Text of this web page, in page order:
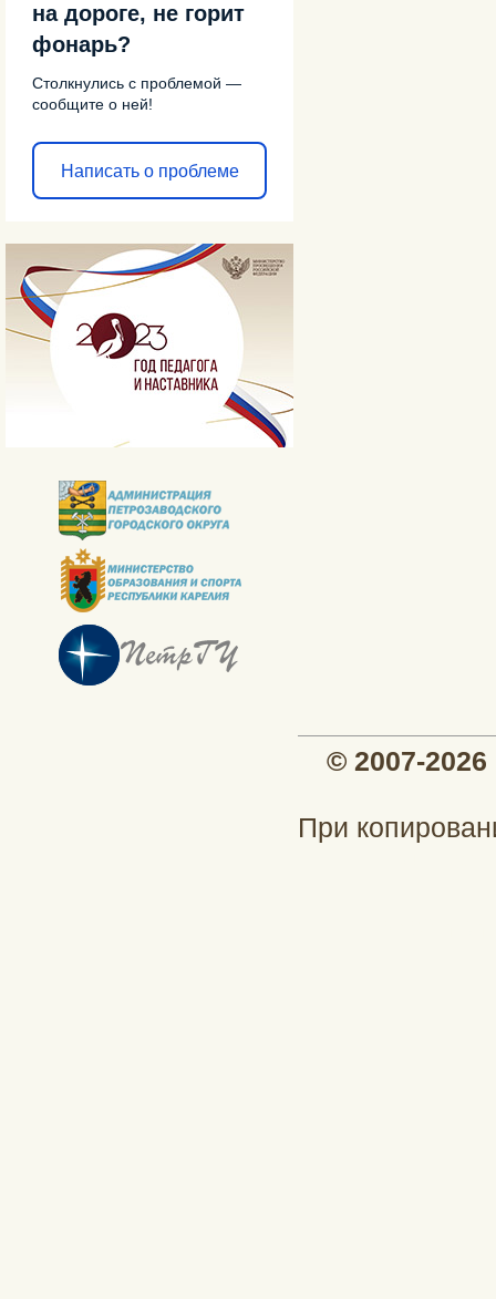
на дороге, не горит
фонарь?
Столкнулись с проблемой —
сообщите о ней!
Написать о проблеме
© 2007-
При